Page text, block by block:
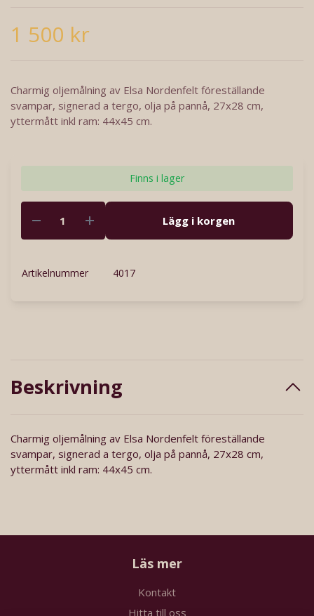
1 500 kr
Charmig oljemålning av Elsa Nordenfelt föreställande
svampar, signerad a tergo, olja på pannå, 27x28 cm,
yttermått inkl ram: 44x45 cm.
Finns i lager
Lägg i korgen
Artikelnummer 4017
Beskrivning
Charmig oljemålning av Elsa Nordenfelt föreställande
svampar, signerad a tergo, olja på pannå, 27x28 cm,
yttermått inkl ram: 44x45 cm.
Läs mer
Kontakt
Hitta till oss